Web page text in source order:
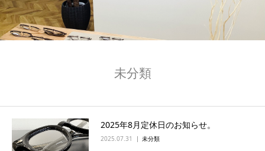
未分類
2025年8月定休日のお知らせ。
2025.07.31 未分類